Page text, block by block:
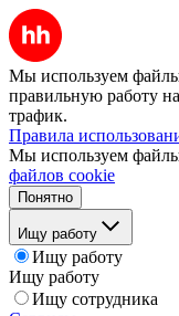
Мы используем
правильную работу
трафик.
Правила
Мы используем
файлов cookie
Понятно
Ищу работу
Ищу работу
Ищу работу
Ищу сотрудника